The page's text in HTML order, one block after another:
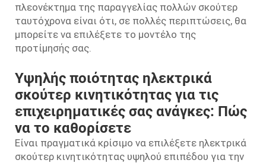
πλεονέκτημα της παραγγελίας πολλών σκούτερ
ταυτόχρονα είναι ότι, σε πολλές περιπτώσεις, θα
μπορείτε να επιλέξετε το μοντέλο της
προτίμησής σας.
Υψηλής ποιότητας ηλεκτρικά
σκούτερ κινητικότητας για τις
επιχειρηματικές σας ανάγκες: Πώς
να το καθορίσετε
Είναι πραγματικά κρίσιμο να επιλέξετε ηλεκτρικά
σκούτερ κινητικότητας υψηλού επιπέδου για την